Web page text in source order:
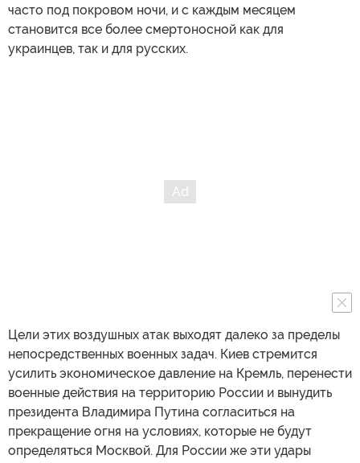
часто под покровом ночи, и с каждым месяцем
становится все более смертоносной как для
украинцев, так и для русских.
Цели этих воздушных атак выходят далеко за пределы
непосредственных военных задач. Киев стремится
усилить экономическое давление на Кремль, перенести
военные действия на территорию России и вынудить
президента Владимира Путина согласиться на
прекращение огня на условиях, которые не будут
определяться Москвой. Для России же эти удары